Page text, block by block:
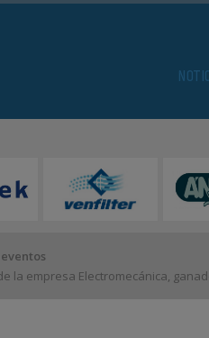
la empresa Electromecánica,